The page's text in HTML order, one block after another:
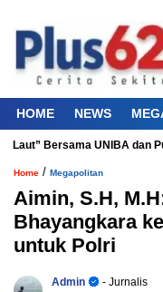
HOME NEWS
Bersama UNIBA dan
Home / Megapolitan
Aimin, S.H,
Bhayangkara
untuk Polri
Admin
- Jurnalis